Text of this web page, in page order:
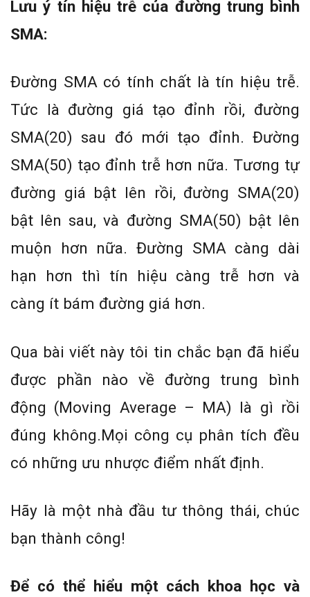
Lưu ý tín hiệu trễ của đường trung bình
SMA:
Đường SMA có tính chất là tín hiệu trễ.
Tức là đường giá tạo đỉnh rồi, đường
SMA(20) sau đó mới tạo đỉnh. Đường
SMA(50) tạo đỉnh trễ hơn nữa. Tương tự
đường giá bật lên rồi, đường SMA(20)
bật lên sau, và đường SMA(50) bật lên
muộn hơn nữa. Đường SMA càng dài
hạn hơn thì tín hiệu càng trễ hơn và
càng ít bám đường giá hơn.
Qua bài viết này tôi tin chắc bạn đã hiểu
được phần nào về đường trung bình
động (Moving Average – MA) là gì rồi
đúng không.Mọi công cụ phân tích đều
có những ưu nhược điểm nhất định.
Hãy là một nhà đầu tư thông thái, chúc
bạn thành công!
Để có thể hiểu một cách khoa học và